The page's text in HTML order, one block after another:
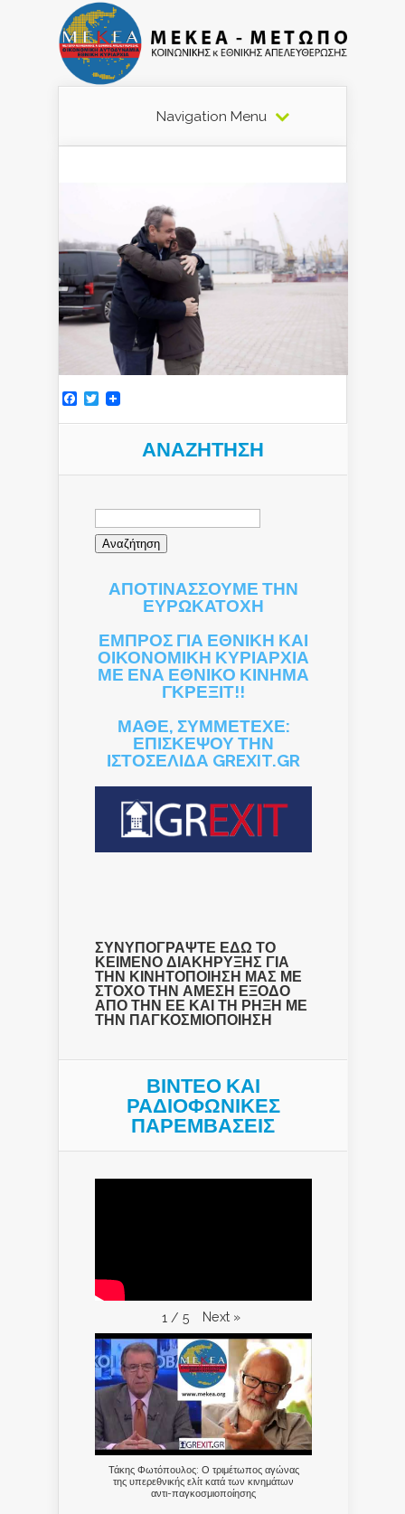
Navigation Menu
Facebook
Twitter
ΑΝΑΖΉΤΗΣΗ
Αναζήτηση
ΑΠΟΤΙΝΑΣΣΟΥΜΕ ΤΗΝ
ΕΥΡΩΚΑΤΟΧΗ
ΕΜΠΡΟΣ ΓΙΑ ΕΘΝΙΚΗ ΚΑΙ
ΟΙΚΟΝΟΜΙΚΗ ΚΥΡΙΑΡΧΙΑ
ΜΕ ΕΝΑ ΕΘΝΙΚΟ ΚΙΝΗΜΑ
ΓΚΡΕΞΙΤ!!
ΜΑΘΕ, ΣΥΜΜΕΤΕΧΕ:
ΕΠΙΣΚΕΨΟΥ ΤΗΝ
ΙΣΤΟΣΕΛΙΔΑ GREXIT.GR
ΣΥΝΥΠΟΓΡΑΨΤΕ ΕΔΩ ΤΟ
ΚΕΙΜΕΝΟ ΔΙΑΚΗΡΥΞΗΣ ΓΙΑ
ΤΗΝ ΚΙΝΗΤΟΠΟΙΗΣΗ ΜΑΣ ΜΕ
ΣΤΟΧΟ ΤΗΝ ΑΜΕΣΗ ΕΞΟΔΟ
ΑΠΟ ΤΗΝ ΕΕ ΚΑΙ ΤΗ ΡΗΞΗ ΜΕ
ΤΗΝ ΠΑΓΚΟΣΜΙΟΠΟΙΗΣΗ
ΒΙΝΤΕΟ ΚΑΙ
ΡΑΔΙΟΦΩΝΙΚΕΣ
ΠΑΡΕΜΒΑΣΕΙΣ
1 / 5 Next »
Τάκης Φωτόπουλος: Ο τριμέτωπος αγώνας
της υπερεθνικής ελίτ κατά των κινημάτων
αντι-παγκοσμιοποίησης